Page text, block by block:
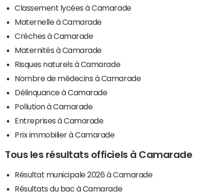
Classement lycées à Camarade
Maternelle à Camarade
Crèches à Camarade
Maternités à Camarade
Risques naturels à Camarade
Nombre de médecins à Camarade
Délinquance à Camarade
Pollution à Camarade
Entreprises à Camarade
Prix immobilier à Camarade
Tous les résultats officiels à Camarade
Résultat municipale 2026 à Camarade
Résultats du bac à Camarade